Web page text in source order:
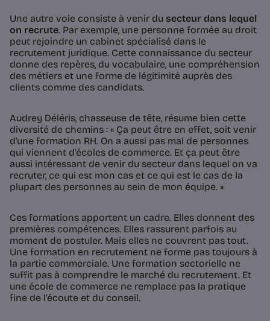
Une autre voie consiste à venir du secteur dans lequel
on recrute. Par exemple, une personne formée au droit
peut rejoindre un cabinet spécialisé dans le
recrutement juridique. Cette connaissance du secteur
donne des repères, du vocabulaire, une compréhension
des métiers et une forme de légitimité auprès des
clients comme des candidats.
Audrey Déléris, chasseuse de tête, résume bien cette
diversité de chemins : « Ça peut être en effet, soit venir
d'une formation RH. On a aussi pas mal de personnes
qui viennent d'écoles de commerce. Et ça peut être
aussi intéressant de venir du secteur dans lequel on va
recruter, ce qui est mon cas et ce qui est le cas de la
plupart des personnes au sein de mon équipe. »
Ces formations apportent un cadre. Elles donnent des
premières compétences. Elles rassurent parfois au
moment de postuler. Mais elles ne couvrent pas tout.
Une formation en recrutement ne forme pas toujours à
la partie commerciale. Une formation sectorielle ne
suffit pas à comprendre le marché du recrutement. Et
une école de commerce ne remplace pas la pratique
fine de l’écoute et du conseil.